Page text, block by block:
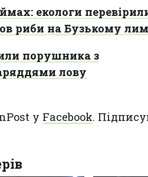
екологи
риби на Бузькому
порушника з
лову
у Facebook.